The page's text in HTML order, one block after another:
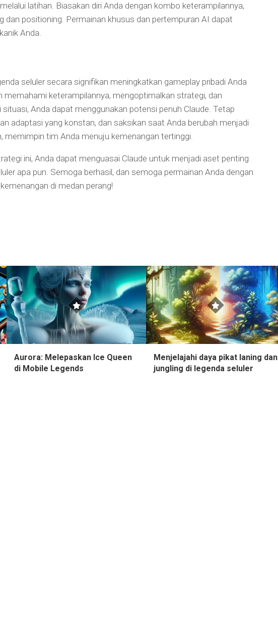
latihan. Biasakan diri Anda dengan kombo keterampilannya,
dan positioning. Permainan khusus dan pertempuran AI dapat
Anda.
seluler secara signifikan meningkatkan gameplay pribadi Anda
memahami keterampilannya, mengoptimalkan strategi, dan
Anda dapat menggunakan potensi penuh Claude. Tetap
adaptasi yang konstan, dan saksikan saat Anda berubah menjadi
memimpin tim Anda menuju kemenangan tertinggi.
ini, Anda dapat menguasai Claude untuk menjadi aset penting
apa pun. Semoga berhasil, dan semoga permainan Anda dengan
di medan perang!
Aurora: Melepaskan Ice Queen
di Mobile Legends
Menjelajahi daya pikat laning dan
jungling di legenda seluler